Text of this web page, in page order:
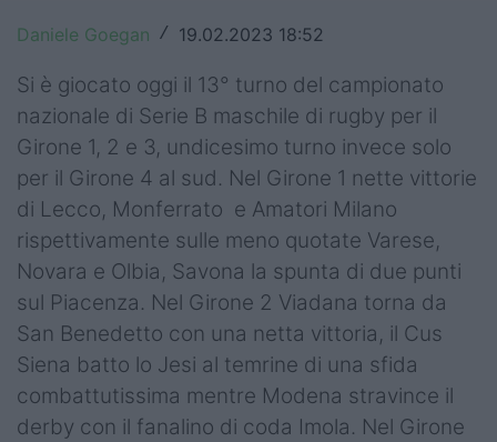
Top14
Premiership
Champions Cup
Challenge Cup
World Rugby
Rugby World Cup
Super Rugby
Rugby in TV
Mercato
Daniele Goegan / 19.02.2023 18:52
Si è giocato oggi il 13° turno del campionato
nazionale di Serie B maschile di rugby per il
Girone 1, 2 e 3, undicesimo turno invece solo
per il Girone 4 al sud. Nel Girone 1 nette vittorie
di Lecco, Monferrato e Amatori Milano
rispettivamente sulle meno quotate Varese,
Novara e Olbia, Savona la spunta di due punti
sul Piacenza. Nel Girone 2 Viadana torna da
San Benedetto con una netta vittoria, il Cus
Siena batto lo Jesi al temrine di una sfida
combattutissima mentre Modena stravince il
derby con il fanalino di coda Imola. Nel Girone